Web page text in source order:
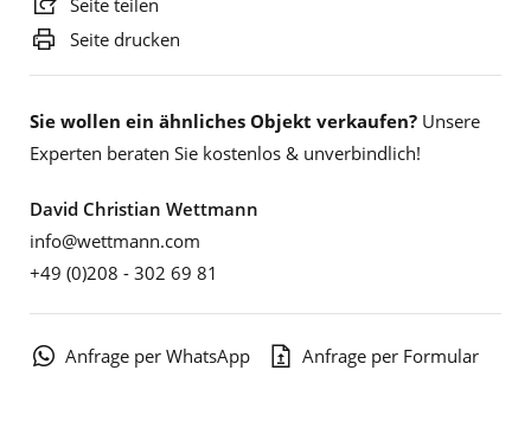
Seite teilen
Seite drucken
Sie wollen ein ähnliches Objekt verkaufen? Unsere
Experten beraten Sie kostenlos & unverbindlich!
David Christian Wettmann
info@wettmann.com
+49 (0)208 - 302 69 81
Anfrage per WhatsApp Anfrage per Formular